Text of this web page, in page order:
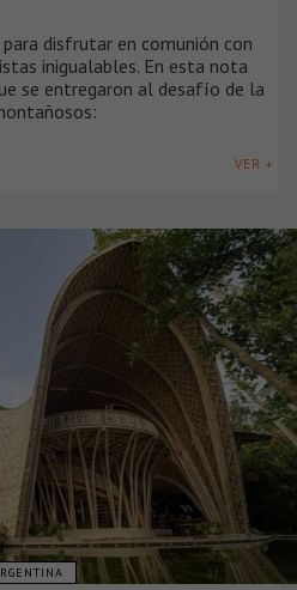
disfrutar en comunión con
inigualables. En esta nota
se entregaron al desafío de la
VER +